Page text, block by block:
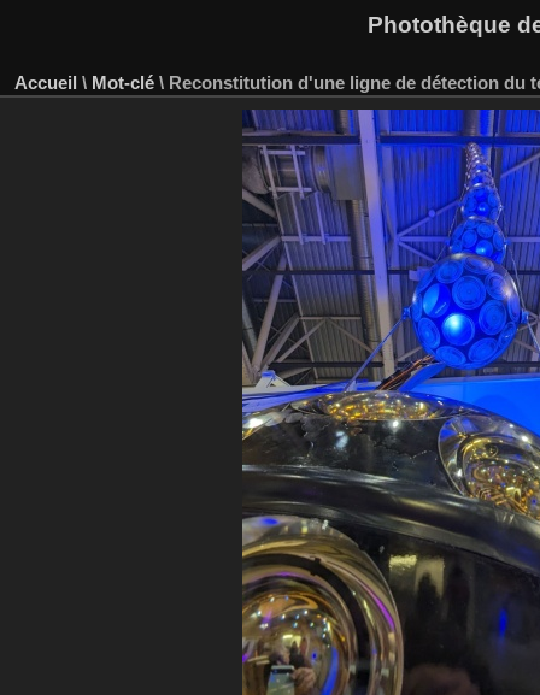
Photothèque
Accueil \ Mot-clé \ Reconstitution d'une ligne de détection du